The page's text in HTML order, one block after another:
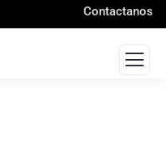
Contactanos